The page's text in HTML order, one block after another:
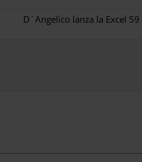
D´Angelico lanza la Excel 59